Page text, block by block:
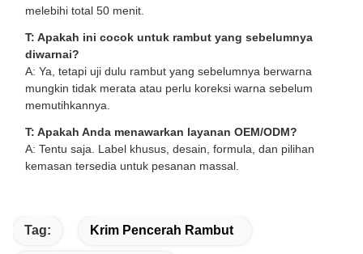
melebihi total 50 menit.
T: Apakah ini cocok untuk rambut yang sebelumnya
diwarnai?
A: Ya, tetapi uji dulu rambut yang sebelumnya berwarna
mungkin tidak merata atau perlu koreksi warna sebelum
memutihkannya.
T: Apakah Anda menawarkan layanan OEM/ODM?
A: Tentu saja. Label khusus, desain, formula, dan pilihan
kemasan tersedia untuk pesanan massal.
Tag: Krim Pencerah Rambut